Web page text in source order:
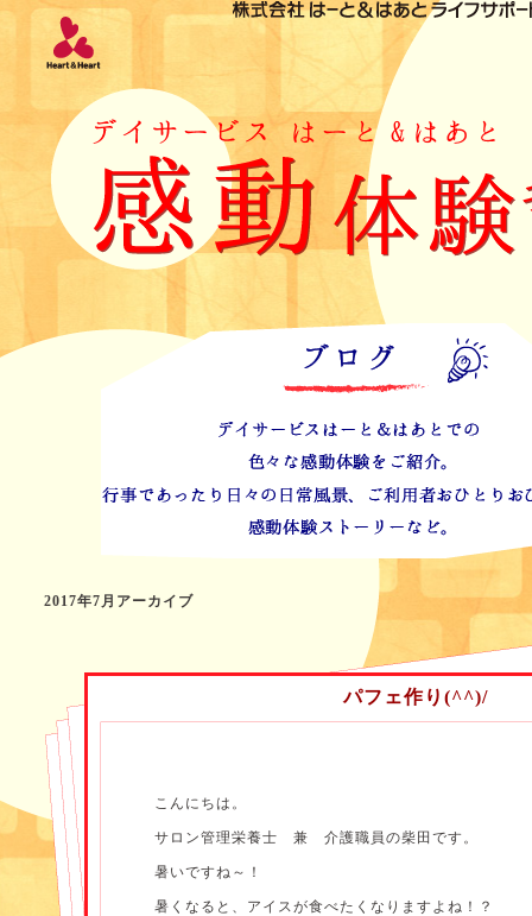
2017年7月アーカイブ
パフェ作り(^^)/
こんにちは。
サロン管理栄養士 兼 介護職員の柴田です。
暑いですね～！
暑くなると、アイスが食べたくなりますよね！？